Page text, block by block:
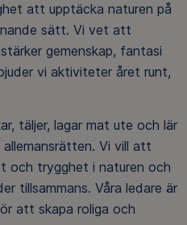
att upptäcka naturen på
sätt. Vi vet att
gemenskap, fantasi
vi aktiviteter året runt,
täljer, lagar mat ute och lär
Vi vill att
och trygghet i naturen och
tillsammans. Våra ledare är
att skapa roliga och